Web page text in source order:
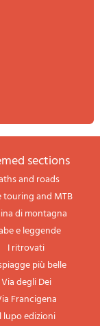
sections
and roads
touring and MTB
di montagna
e leggende
I ritrovati
più belle
Via degli Dei
Francigena
lupo edizioni